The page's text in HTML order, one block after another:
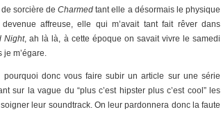
de sorcière deCharmed tant elle a désormais le physique
affreuse, elle qui m’avait tant fait rêver dans
Night, ah là là, à cette époque on savait vivre le samedi
m’égare.
pourquoi donc vous faire subir un article sur une série
sur la vague du “plus c’est hipster plus c’est cool” les
leur soundtrack. On leur pardonnera donc la faute